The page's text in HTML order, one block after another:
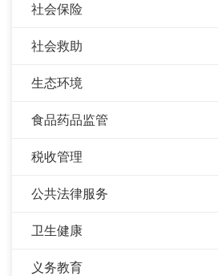
社会保险
社会救助
生态环境
食品药品监管
税收管理
公共法律服务
卫生健康
义务教育